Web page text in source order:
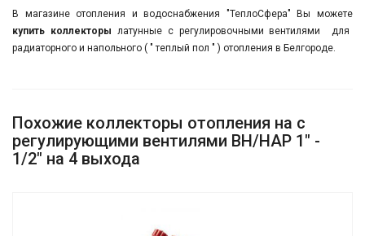
В магазине отопления и водоснабжения "ТеплоСфера" Вы можете
купить коллекторы латунные с регулировочными вентилями для
радиаторного и напольного ( " теплый пол " ) отопления в Белгороде.
Похожие коллекторы отопления на с
регулирующими вентилями ВН/НАР 1" -
1/2" на 4 выхода